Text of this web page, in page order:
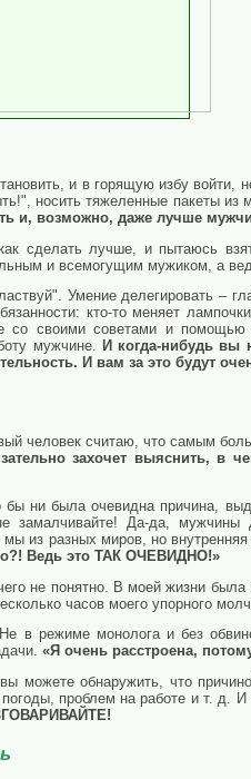
и в горящую избу войти,
носить тяжеленные пакеты из
и, возможно, даже лучше
сделать лучше, и пытаюсь
и всемогущим мужиком, а
Умение делегировать –
кто-то меняет
со своими советами и
мужчине. И когда-нибудь
И вам за это будут
человек считаю, что самым
захочет выяснить,
ни была очевидна причина,
замалчивайте! Да-да,
из разных миров, но
Ведь это ТАК ОЧЕВИДНО!»
не понятно. В моей жизни
часов моего упорного
Не в режиме монолога и без
«Я очень расстроена,
вы можете обнаружить, что
проблем на работе и т. д.